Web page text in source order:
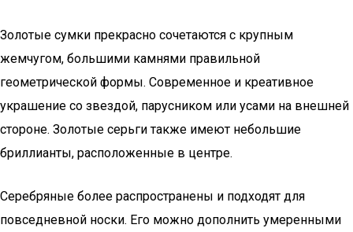
Золотые сумки прекрасно сочетаются с крупным
жемчугом, большими камнями правильной
геометрической формы. Современное и креативное
украшение со звездой, парусником или усами на внешней
стороне. Золотые серьги также имеют небольшие
бриллианты, расположенные в центре.
Серебряные более распространены и подходят для
повседневной носки. Его можно дополнить умеренными